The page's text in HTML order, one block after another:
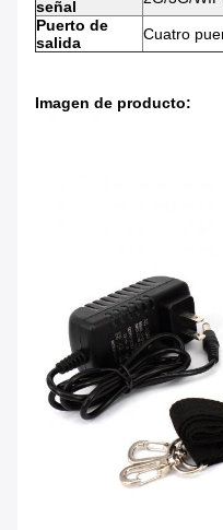
señal
Puerto de
salida
Cuatro
Imagen de producto: